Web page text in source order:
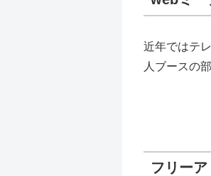
近年ではテ
人ブースの
フリー